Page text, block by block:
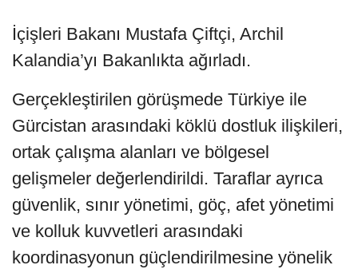
İçişleri Bakanı Mustafa Çiftçi, Archil
Kalandia’yı Bakanlıkta ağırladı.
Gerçekleştirilen görüşmede Türkiye ile
Gürcistan arasındaki köklü dostluk ilişkileri,
ortak çalışma alanları ve bölgesel
gelişmeler değerlendirildi. Taraflar ayrıca
güvenlik, sınır yönetimi, göç, afet yönetimi
ve kolluk kuvvetleri arasındaki
koordinasyonun güçlendirilmesine yönelik